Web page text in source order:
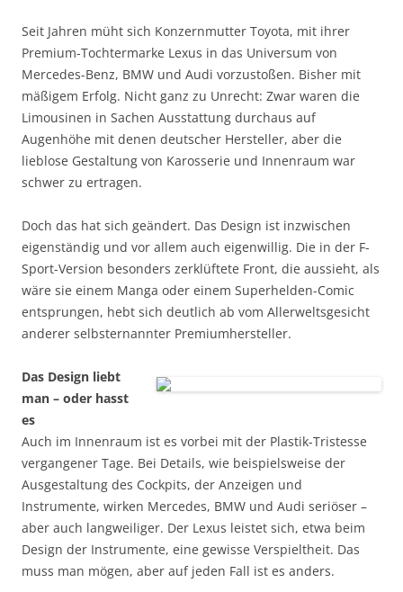
Seit Jahren müht sich Konzernmutter Toyota, mit ihrer
Premium-Tochtermarke Lexus in das Universum von
Mercedes-Benz, BMW und Audi vorzustoßen. Bisher mit
mäßigem Erfolg. Nicht ganz zu Unrecht: Zwar waren die
Limousinen in Sachen Ausstattung durchaus auf
Augenhöhe mit denen deutscher Hersteller, aber die
lieblose Gestaltung von Karosserie und Innenraum war
schwer zu ertragen.
Doch das hat sich geändert. Das Design ist inzwischen
eigenständig und vor allem auch eigenwillig. Die in der F-
Sport-Version besonders zerklüftete Front, die aussieht, als
wäre sie einem Manga oder einem Superhelden-Comic
entsprungen, hebt sich deutlich ab vom Allerweltsgesicht
anderer selbsternannter Premiumhersteller.
Das Design liebt
man – oder hasst
es
Auch im Innenraum ist es vorbei mit der Plastik-Tristesse
vergangener Tage. Bei Details, wie beispielsweise der
Ausgestaltung des Cockpits, der Anzeigen und
Instrumente, wirken Mercedes, BMW und Audi seriöser –
aber auch langweiliger. Der Lexus leistet sich, etwa beim
Design der Instrumente, eine gewisse Verspieltheit. Das
muss man mögen, aber auf jeden Fall ist es anders.